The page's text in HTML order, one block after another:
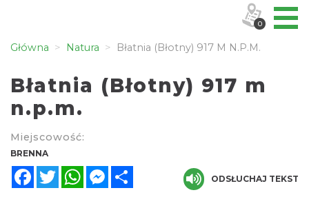
Główna Natura Błatnia (Błotny) 917 M N.p.m.
Błatnia (Błotny) 917 m
n.p.m.
Miejscowość:
BRENNA
FacebookTwitterWhatsAppMessenger
ODSŁUCHAJ TEKST
0